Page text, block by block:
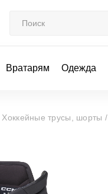
Вратарям Одежда
Хоккейные трусы, шорты /